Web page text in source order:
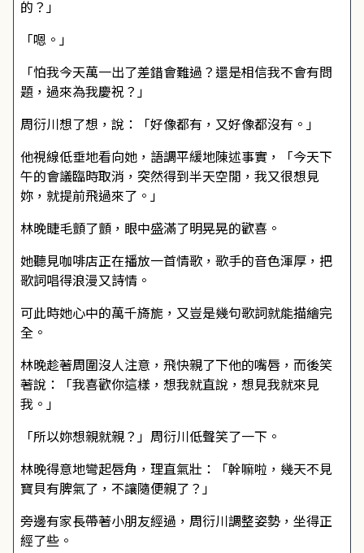
的？」
「嗯。」
「怕我今天萬一出了差錯會難過？還是相信我不會有問
題，過來為我慶祝？」
周衍川想了想，說：「好像都有，又好像都沒有。」
他視線低垂地看向她，語調平緩地陳述事實，「今天下
午的會議臨時取消，突然得到半天空閒，我又很想見
妳，就提前飛過來了。」
林晚睫毛顫了顫，眼中盛滿了明晃晃的歡喜。
她聽見咖啡店正在播放一首情歌，歌手的音色渾厚，把
歌詞唱得浪漫又詩情。
可此時她心中的萬千旖旎，又豈是幾句歌詞就能描繪完
全。
林晚趁著周圍沒人注意，飛快親了下他的嘴唇，而後笑
著說：「我喜歡你這樣，想我就直說，想見我就來見
我。」
「所以妳想親就親？」周衍川低聲笑了一下。
林晚得意地彎起唇角，理直氣壯：「幹嘛啦，幾天不見
寶貝有脾氣了，不讓隨便親了？」
旁邊有家長帶著小朋友經過，周衍川調整姿勢，坐得正
經了些。